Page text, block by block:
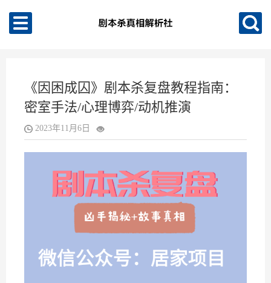
《因困成囚》剧本杀复盘教程指南：
密室手法/心理博弈/动机推演
2023年11月6日